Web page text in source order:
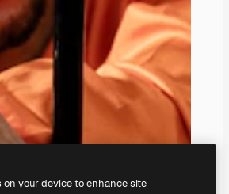
your device to enhance site